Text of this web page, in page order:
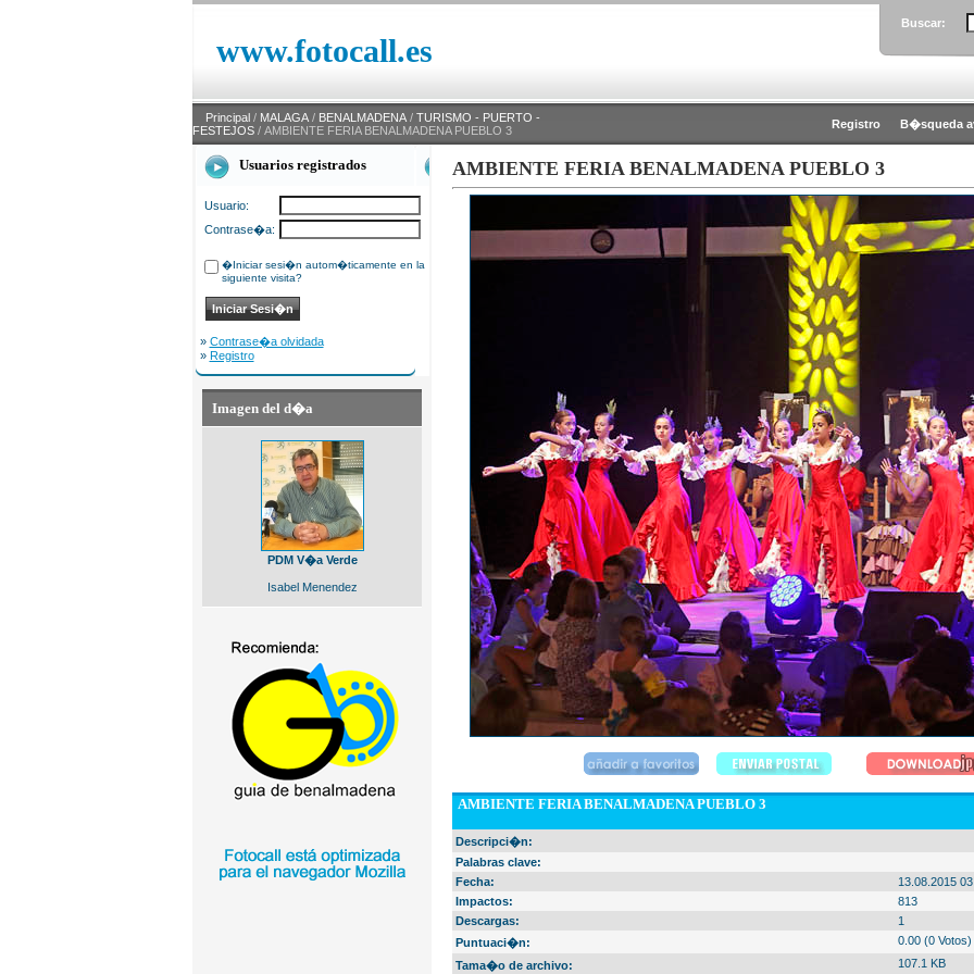
www.fotocall.es
Buscar:
Principal / MALAGA / BENALMADENA / TURISMO - PUERTO -
FESTEJOS / AMBIENTE FERIA BENALMADENA PUEBLO 3 Registro B�squeda
Usuarios registrados
Usuario:
Contrase�a:
�Iniciar sesi�n autom�ticamente en la
siguiente visita?
» Contrase�a olvidada
» Registro
Imagen del d�a
PDM V�a Verde
Isabel Menendez
AMBIENTE FERIA BENALMADENA PUEBLO 3
AMBIENTE FERIA BENALMADENA PUEBLO 3
Descripci�n:
Palabras clave:
Fecha:
13.08.2015
Impactos:
813
Descargas:
1
Puntuaci�n:
0.00 (0 Votos)
Tama�o de archivo:
107.1 KB